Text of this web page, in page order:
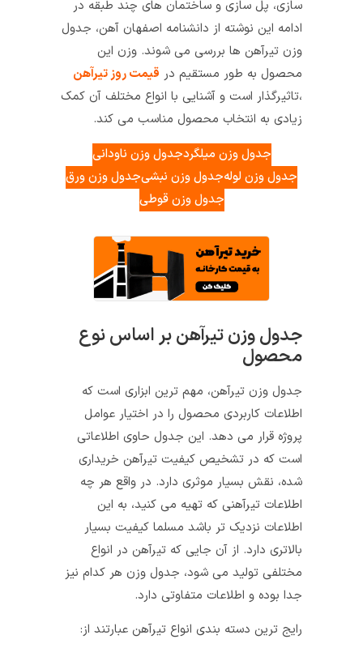
سازی، پل سازی و ساختمان‌ های چند طبقه در
ادامه این نوشته از دانشنامه اصفهان آهن، جدول
وزن تیرآهن ها بررسی می ‌شوند. وزن این
محصول به ‌طور مستقیم درقیمت روز تیرآهن
،تاثیرگذار است و آشنایی با انواع مختلف آن کمک
زیادی به انتخاب محصول مناسب‌ می‌ کند.
جدول وزن میلگردجدول وزن ناودانی
جدول وزن لولهجدول وزن نبشیجدول وزن ورق
جدول وزن قوطی
جدول وزن تیرآهن بر اساس نوع
محصول
جدول وزن تیرآهن، مهم ترین ابزاری است که
اطلاعات کاربردی محصول را در اختیار عوامل
پروژه قرار می دهد. این جدول حاوی اطلاعاتی
است که در تشخیص کیفیت تیرآهن خریداری
شده، نقش بسیار موثری دارد. در واقع هر چه
اطلاعات تیرآهنی که تهیه می کنید، به این
اطلاعات نزدیک تر باشد مسلما کیفیت بسیار
بالاتری دارد. از آن جایی که تیرآهن در انواع
مختلفی تولید می شود، جدول وزن هر کدام نیز
جدا بوده و اطلاعات متفاوتی دارد.
رایج ترین دسته بندی انواع تیرآهن عبارتند از: